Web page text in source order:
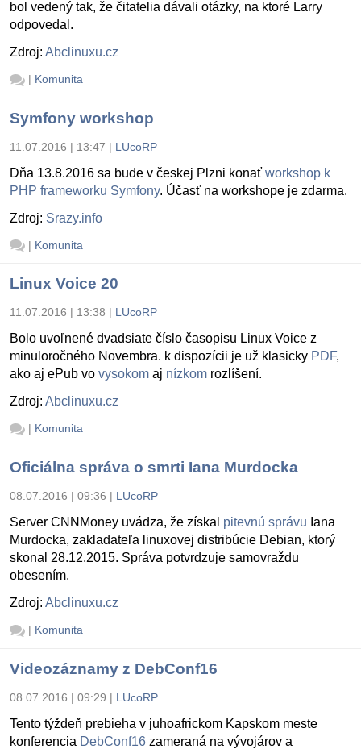
bol vedený tak, že čitatelia dávali otázky, na ktoré Larry
odpovedal.
Zdroj: Abclinuxu.cz
| Komunita
Symfony workshop
11.07.2016 | 13:47 | LUcoRP
Dňa 13.8.2016 sa bude v českej Plzni konať workshop k
PHP frameworku Symfony. Účasť na workshope je zdarma.
Zdroj: Srazy.info
| Komunita
Linux Voice 20
11.07.2016 | 13:38 | LUcoRP
Bolo uvoľnené dvadsiate číslo časopisu Linux Voice z
minuloročného Novembra. k dispozícii je už klasicky PDF,
ako aj ePub vo vysokom aj nízkom rozlíšení.
Zdroj: Abclinuxu.cz
| Komunita
Oficiálna správa o smrti Iana Murdocka
08.07.2016 | 09:36 | LUcoRP
Server CNNMoney uvádza, že získal pitevnú správu Iana
Murdocka, zakladateľa linuxovej distribúcie Debian, ktorý
skonal 28.12.2015. Správa potvrdzuje samovraždu
obesením.
Zdroj: Abclinuxu.cz
| Komunita
Videozáznamy z DebConf16
08.07.2016 | 09:29 | LUcoRP
Tento týždeň prebieha v juhoafrickom Kapskom meste
konferencia DebConf16 zameraná na vývojárov a